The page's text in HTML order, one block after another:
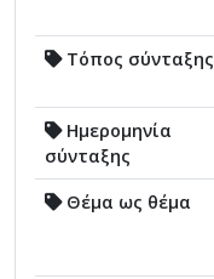
Τόπος σύνταξης
Ημερομηνία
σύνταξης
Θέμα ως θέμα